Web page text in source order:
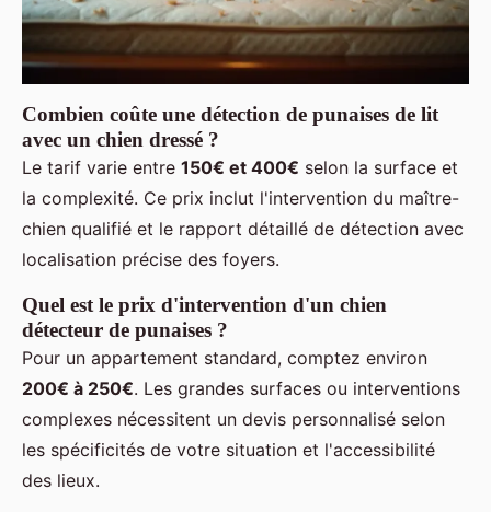
Combien coûte une détection de punaises de lit
avec un chien dressé ?
Le tarif varie entre 150€ et 400€ selon la surface et
la complexité. Ce prix inclut l'intervention du maître-
chien qualifié et le rapport détaillé de détection avec
localisation précise des foyers.
Quel est le prix d'intervention d'un chien
détecteur de punaises ?
Pour un appartement standard, comptez environ
200€ à 250€. Les grandes surfaces ou interventions
complexes nécessitent un devis personnalisé selon
les spécificités de votre situation et l'accessibilité
des lieux.